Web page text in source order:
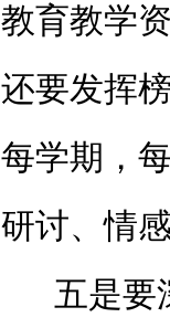
教育教学
还要发挥
每学期，
研讨、情
五是要